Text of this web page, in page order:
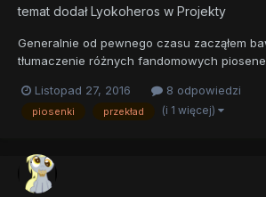
temat dodałLyokoheros w Projekty
Generalnie od pewnego czasu zacząłem
tłumaczenie różnych fandomowych
jest niestety tylko po angielsku... dlatego też
by się tym nie podzielić? Może nawet ktoś
Listopad 27, 2016 8 odpowiedzi
piosenki przekład (i 1 więcej)